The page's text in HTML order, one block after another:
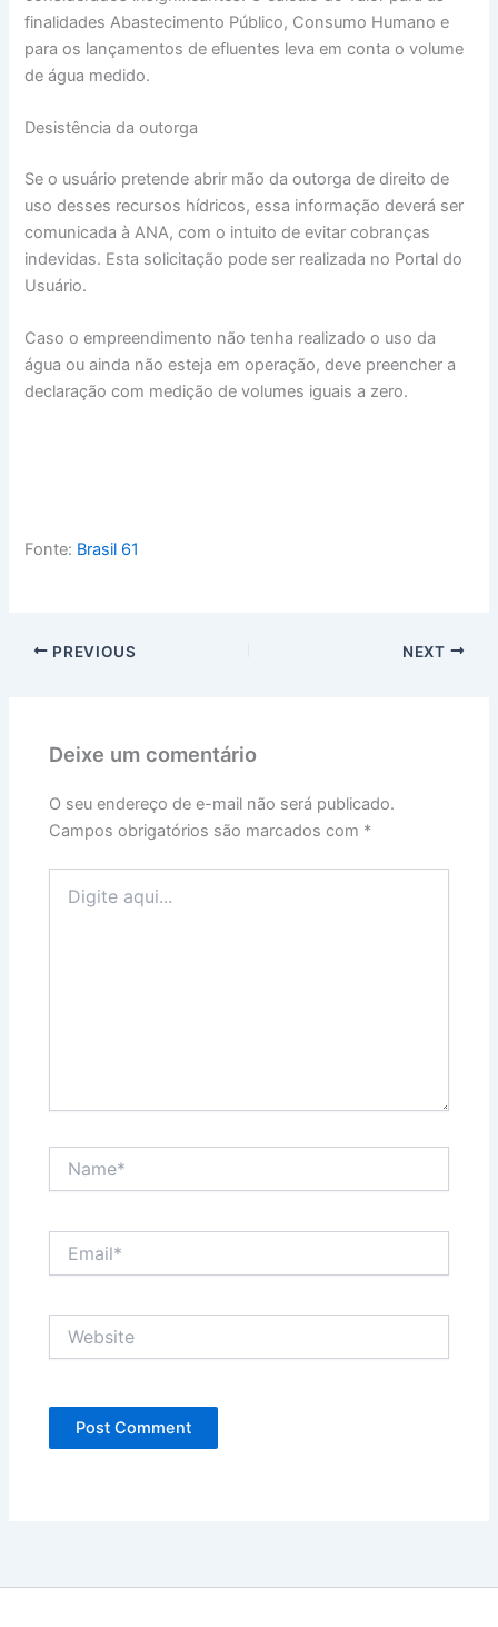
finalidades Abastecimento Público, Consumo Humano e
para os lançamentos de efluentes leva em conta o volume
de água medido.
Desistência da outorga
Se o usuário pretende abrir mão da outorga de direito de
uso desses recursos hídricos, essa informação deverá ser
comunicada à ANA, com o intuito de evitar cobranças
indevidas. Esta solicitação pode ser realizada no Portal do
Usuário.
Caso o empreendimento não tenha realizado o uso da
água ou ainda não esteja em operação, deve preencher a
declaração com medição de volumes iguais a zero.
Fonte: Brasil 61
PREVIOUS NEXT
Deixe um comentário
O seu endereço de e-mail não será publicado.
Campos obrigatórios são marcados com *
aqui...